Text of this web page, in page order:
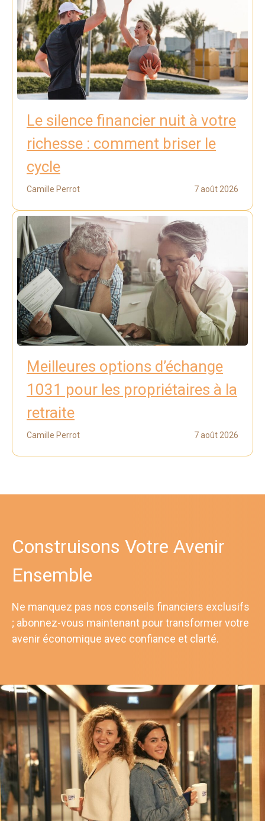
Le silence financier nuit à votre
richesse : comment briser le
cycle
Camille Perrot 7 août 2026
Meilleures options d’échange
1031 pour les propriétaires à la
retraite
Camille Perrot 7 août 2026
Construisons Votre Avenir
Ensemble
Ne manquez pas nos conseils financiers exclusifs
; abonnez-vous maintenant pour transformer votre
avenir économique avec confiance et clarté.